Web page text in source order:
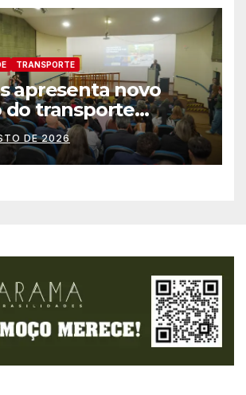
TRANSPORTE
apresenta novo
do transporte
em audiência
avança para um
mais moderno e
DE 2026